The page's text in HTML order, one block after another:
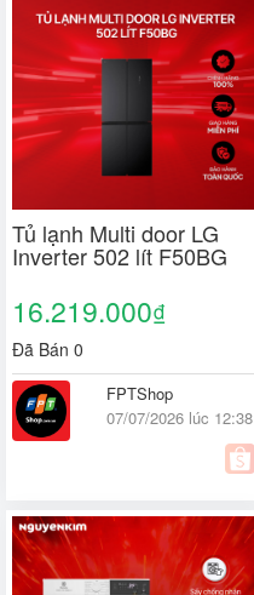
Tủ lạnh Multi door LG
Inverter 502 lít F50BG
16.219.000₫
Đã Bán 0
FPTShop
07/07/2026 lúc 12:38